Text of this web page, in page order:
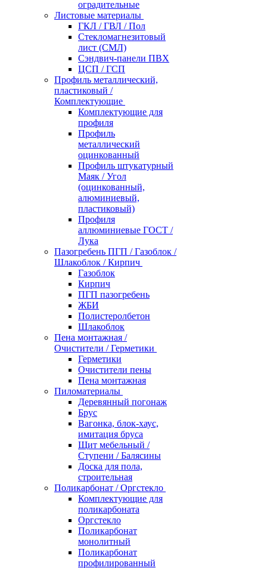
оградительные
Листовые материалы
ГКЛ / ГВЛ / Пол
Стекломагнезитовый
лист (СМЛ)
Сэндвич-панели ПВХ
ЦСП / ГСП
Профиль металлический,
пластиковый /
Комплектующие
Комплектующие для
профиля
Профиль
металлический
оцинкованный
Профиль штукатурный
Маяк / Угол
(оцинкованный,
алюминиевый,
пластиковый)
Профиля
аллюминиевые ГОСТ /
Лука
Пазогребень ПГП / Газоблок /
Шлакоблок / Кирпич
Газоблок
Кирпич
ПГП пазогребень
ЖБИ
Полистеролбетон
Шлакоблок
Пена монтажная /
Очистители / Герметики
Герметики
Очистители пены
Пена монтажная
Пиломатериалы
Деревянный погонаж
Брус
Вагонка, блок-хаус,
имитация бруса
Щит мебельный /
Ступени / Балясины
Доска для пола,
строительная
Поликарбонат / Оргстекло
Комплектующие для
поликарбоната
Оргстекло
Поликарбонат
монолитный
Поликарбонат
профилированный